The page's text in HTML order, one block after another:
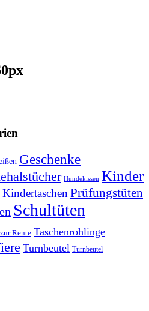
Geschenke
Hundekissen Kinder
Kindertaschen Prüfungstüten
Schultüten
Rente Taschenrohlinge
Turnbeutel Turnbeutel